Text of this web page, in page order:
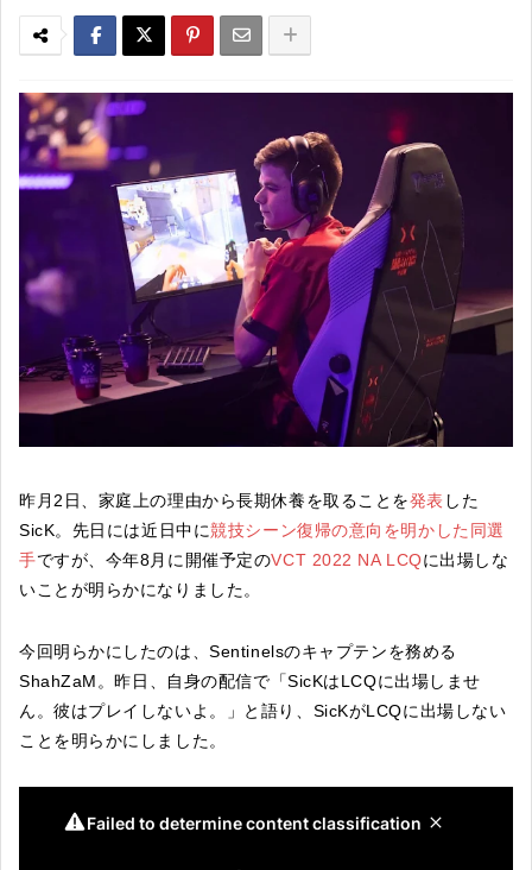
昨月2日、家庭上の理由から長期休養を取ることを発表 した
SicK。先日には近日中に競技シーン復帰の意向を明かした同選
手ですが、今年8月に開催予定のVCT 2022 NA LCQに出場しな
いことが明らかになりました。
今回明らかにしたのは、Sentinelsのキャプテンを務める
ShahZaM。昨日、自身の配信で「SicKはLCQに出場しませ
ん。彼はプレイしないよ。」と語り、SicKがLCQに出場しない
ことを明らかにしました。